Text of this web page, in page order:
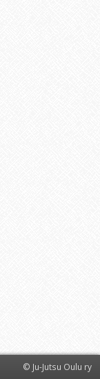
© Ju-Jutsu Oulu ry